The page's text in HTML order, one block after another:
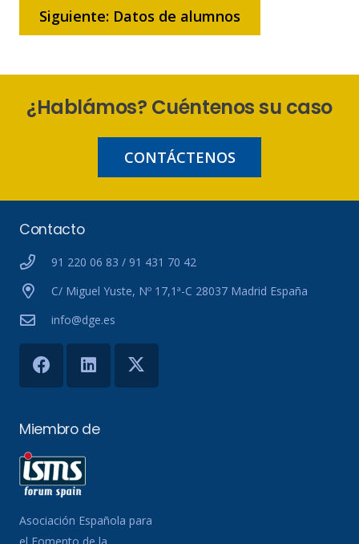
Siguiente: Datos de alumnos
¿Hablámos? Cuéntenos su caso
CONTÁCTENOS
Contacto
91 220 06 83 / 91 431 70 42
C/ Miguel Yuste, Nº 17,1ª-C 28037 Madrid España
info@dge.es
Miembro de
Asociación Española para